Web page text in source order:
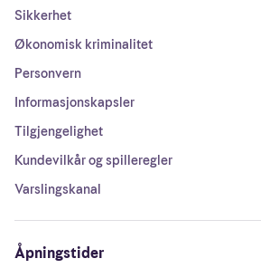
Sikkerhet
Økonomisk kriminalitet
Personvern
Informasjonskapsler
Tilgjengelighet
Kundevilkår og spilleregler
Varslingskanal
Åpningstider